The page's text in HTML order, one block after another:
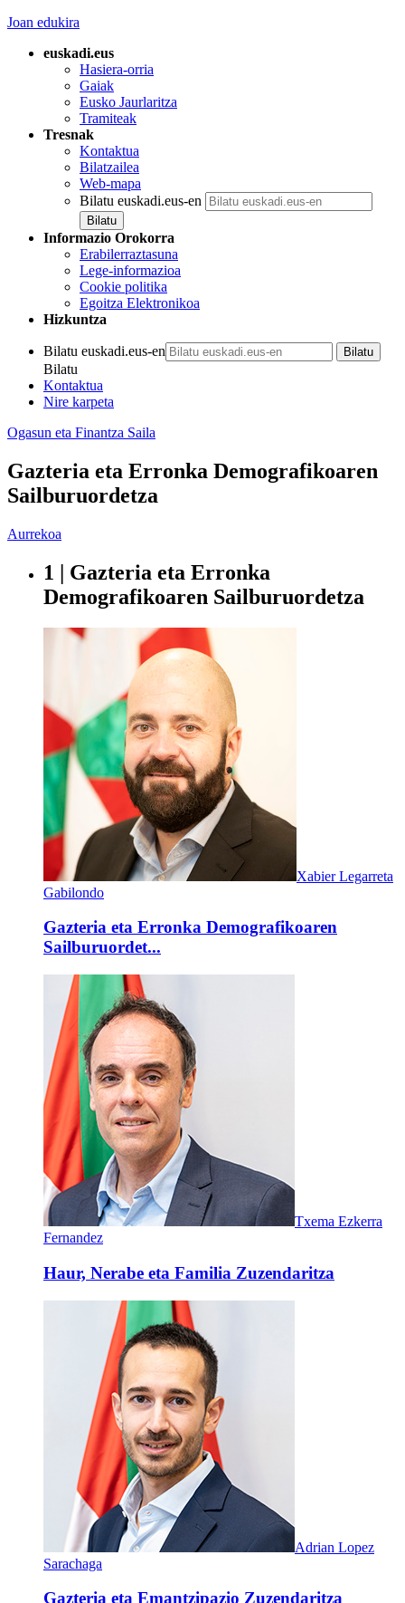
Joan edukira
euskadi.eus
Hasiera-orria
Gaiak
Eusko Jaurlaritza
Tramiteak
Tresnak
Kontaktua
Bilatzailea
Web-mapa
Bilatu euskadi.eus-en
Informazio Orokorra
Erabilerraztasuna
Lege-informazioa
Cookie politika
Egoitza Elektronikoa
Hizkuntza
Bilatu euskadi.eus-en
Bilatu
Kontaktua
Nire karpeta
Ogasun eta Finantza Saila
Gazteria eta Erronka Demografikoaren
Sailburuordetza
Aurrekoa
1 | Gazteria eta Erronka
Demografikoaren Sailburuordetza
Xabier Legarreta
Gabilondo
Gazteria eta Erronka Demografikoaren
Sailburuordet...
Txema Ezkerra
Fernandez
Haur, Nerabe eta Familia Zuzendaritza
Adrian Lopez
Sarachaga
Gazteria eta Emantzipazio Zuzendaritza